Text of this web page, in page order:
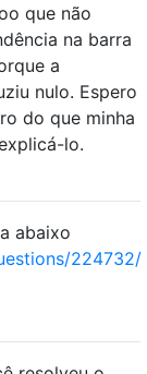
que não
na barra
a
nulo. Espero
do que minha
lo.
abaixo
224732/